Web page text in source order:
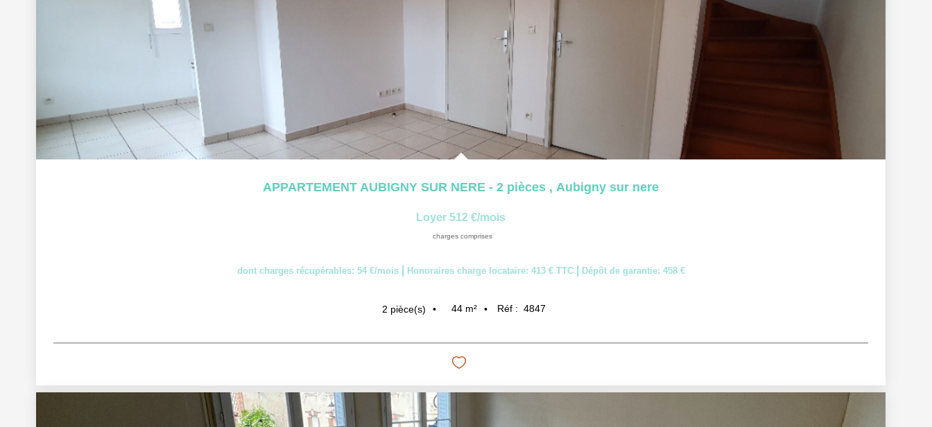
APPARTEMENT AUBIGNY SUR NERE - 2 pièces , Aubigny sur nere
Loyer 512 €/mois
charges comprises
dont charges récupérables: 54 €/mois Honoraires charge locataire: 413 € TTC Dépôt de garantie: 458 €
2 pièce(s) 44 m² Réf : 4847